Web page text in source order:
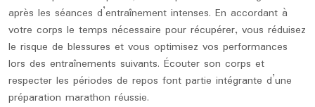
après les séances d’entraînement intenses. En accordant à
votre corps le temps nécessaire pour récupérer, vous réduisez
le risque de blessures et vous optimisez vos performances
lors des entraînements suivants. Écouter son corps et
respecter les périodes de repos font partie intégrante d’une
préparation marathon réussie.